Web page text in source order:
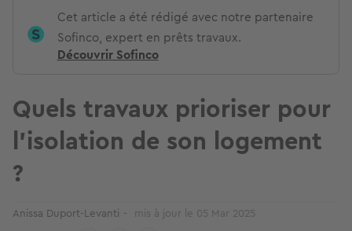
Cet article a été rédigé avec notre partenaire
Sofinco, expert en prêts travaux.
Découvrir Sofinco
Quels travaux prioriser pour
l’isolation de son logement
?
Anissa Duport-Levanti mis à jour le 05 Mar 2025